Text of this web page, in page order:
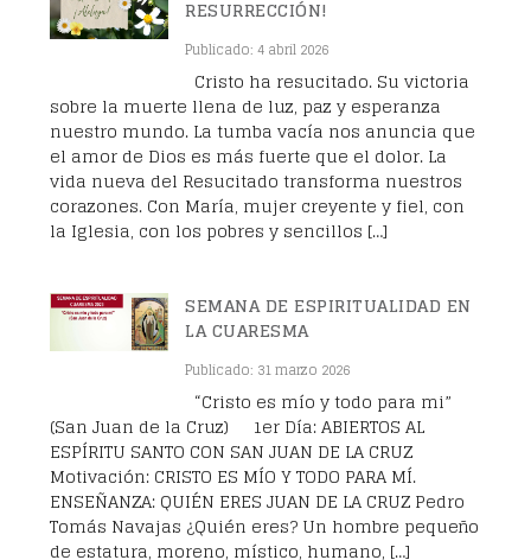
RESURRECCIÓN!
Publicado: 4 abril 2026
Cristo ha resucitado. Su victoria
sobre la muerte llena de luz, paz y esperanza
nuestro mundo. La tumba vacía nos anuncia que
el amor de Dios es más fuerte que el dolor. La
vida nueva del Resucitado transforma nuestros
corazones. Con María, mujer creyente y fiel, con
la Iglesia, con los pobres y sencillos […]
SEMANA DE ESPIRITUALIDAD EN
LA CUARESMA
Publicado: 31 marzo 2026
“Cristo es mío y todo para mi”
(San Juan de la Cruz) 1er Día: ABIERTOS AL
ESPÍRITU SANTO CON SAN JUAN DE LA CRUZ
Motivación: CRISTO ES MÍO Y TODO PARA MÍ.
ENSEÑANZA: QUIÉN ERES JUAN DE LA CRUZ Pedro
Tomás Navajas ¿Quién eres? Un hombre pequeño
de estatura, moreno, místico, humano, […]